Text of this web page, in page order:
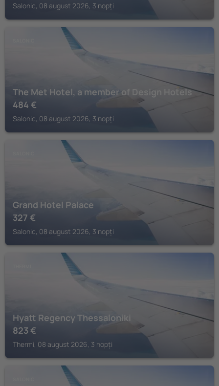
Salonic, 08 august 2026, 3 nopți
The Met Hotel, a member of Design Hotels
484 €
Salonic, 08 august 2026, 3 nopți
Grand Hotel Palace
327 €
Salonic, 08 august 2026, 3 nopți
Hyatt Regency Thessaloniki
823 €
Thermi, 08 august 2026, 3 nopți